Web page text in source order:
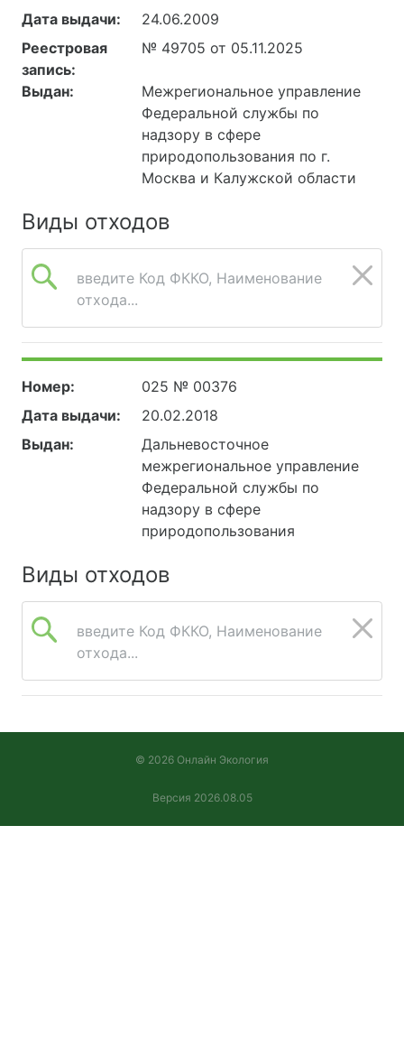
Дата выдачи:
24.06.2009
Реестровая
запись:
№ 49705 от 05.11.2025
Выдан:
Межрегиональное управление
Федеральной службы по
надзору в сфере
природопользования по г.
Москва и Калужской области
Виды отходов
введите Код ФККО, Наименование
отхода...
Номер:
025 № 00376
Дата выдачи:
20.02.2018
Выдан:
Дальневосточное
межрегиональное управление
Федеральной службы по
надзору в сфере
природопользования
Виды отходов
введите Код ФККО, Наименование
отхода...
© 2026 Онлайн Экология
Версия 2026.08.05